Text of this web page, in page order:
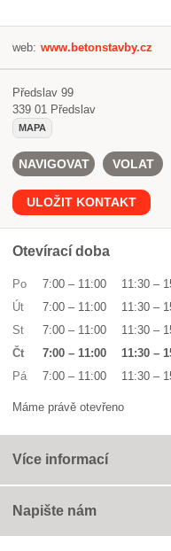
web: www.betonstavby.cz
Předslav 99
339 01 Předslav
MAPA
NAVIGOVAT VOLAT
ULOŽIT KONTAKT
Otevírací doba
Po 7:00 – 11:00 11:30 –
Út
7:00 – 11:00 11:30 –
St
7:00 – 11:00 11:30 –
Čt
7:00 – 11:00 11:30 –
Pá
7:00 – 11:00 11:30 –
Máme právě otevřeno
Více informací
Napište nám